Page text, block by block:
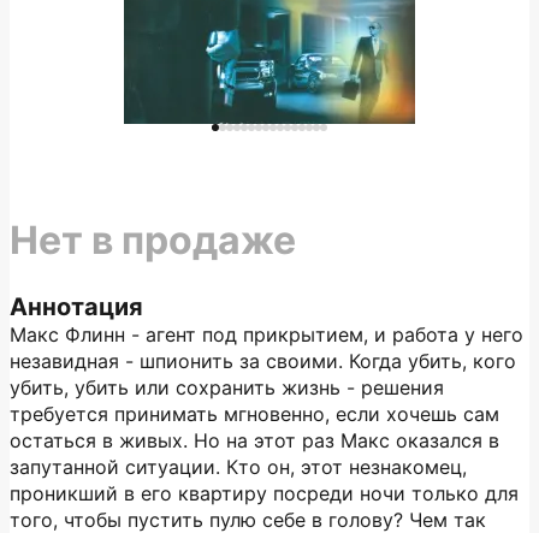
Аннотация
Макс Флинн - агент под прикрытием, и работа у него
незавидная - шпионить за своими. Когда убить, кого
убить, убить или сохранить жизнь - решения
требуется принимать мгновенно, если хочешь сам
остаться в живых. Но на этот раз Макс оказался в
запутанной ситуации. Кто он, этот незнакомец,
проникший в его квартиру посреди ночи только для
того, чтобы пустить пулю себе в голову? Чем так
Нет в продаже